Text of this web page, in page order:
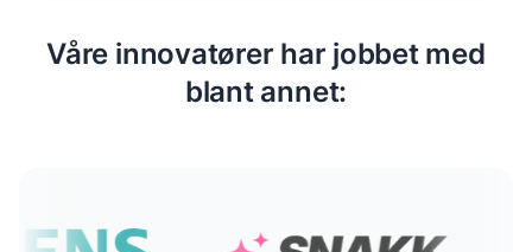
Våre innovatører har jobbet med
blant annet: